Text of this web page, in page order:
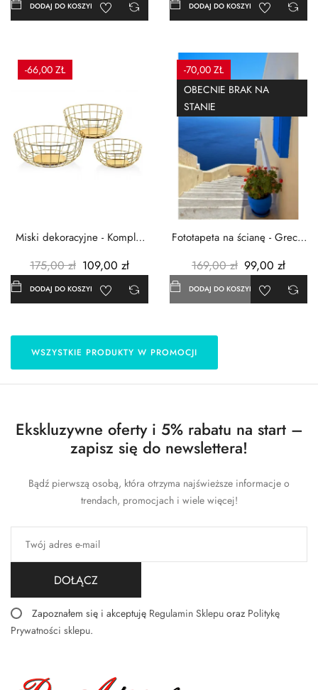
DODAJ DO KOSZYKA DODAJ DO KOSZYKA
-66,00 ZŁ
Miski dekoracyjne - Komplet
175,00 zł 109,00 zł
DODAJ DO KOSZYKA
-70,00 ZŁ
OBECNIE BRAK NA
STANIE
Fototapeta na ścianę - Grecja
169,00 zł 99,00 zł
DODAJ DO KOSZYKA
WSZYSTKIE PRODUKTY W PROMOCJI
Ekskluzywne oferty i 5% rabatu na start –
zapisz się do newslettera!
Bądź pierwszą osobą, która otrzyma najświeższe informacje o
trendach, promocjach i wiele więcej!
DOŁĄCZ
Zapoznałem się i akceptuję Regulamin Sklepu oraz Politykę
Prywatności sklepu.